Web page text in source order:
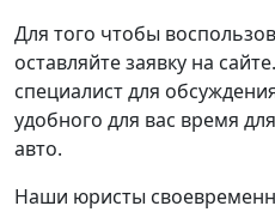
Для того чтобы
оставляйте заявку на
специалист для
удобного для вас время
авто.
Наши юристы